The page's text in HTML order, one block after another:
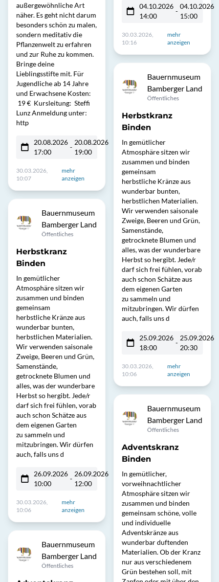
außergewöhnliche Art
näher. Es geht nicht darum
besonders schön zu malen,
sondern meditativ die
Pflanzenwelt zu erfahren
und zur Ruhe zu kommen.
Bringe deine
Lieblingsstifte mit. Für
Jugendliche ab 14 Jahre
und Erwachsene Kosten:
19 € Kursleitung: Steffi
Lunz Anmeldung unter:
http
20.08.2026
17:00
-
20.08.2026
19:00
30.03.2026,
10:07
mehr
anzeigen
Bauernmuseum
Bamberger Land
Öffentliches
Herbstkranz
Binden
In gemütlicher
Atmosphäre sitzen wir
zusammen und binden
gemeinsam
herbstliche Kränze aus
wunderbar bunten,
herbstlichen Materialien.
Wir verwenden saisonale
Zweige, Beeren und Grün,
Samenstände,
getrocknete Blumen und
alles, was der wunderbare
Herbst so hergibt. Jede/r
darf sich frei fühlen, vorab
auch schon Schätze aus
dem eigenen Garten
zu sammeln und
mitzubringen. Wir dürfen
auch, falls uns d
26.09.2026
10:00
-
26.09.2026
12:00
30.03.2026,
10:06
mehr
anzeigen
Bauernmuseum
Bamberger Land
Öffentliches
04.10.2026
14:00
-
04.10.2026
15:00
30.03.2026,
10:16
mehr
anzeigen
Bauernmuseum
Bamberger Land
Öffentliches
Herbstkranz
Binden
In gemütlicher
Atmosphäre sitzen wir
zusammen und binden
gemeinsam
herbstliche Kränze aus
wunderbar bunten,
herbstlichen Materialien.
Wir verwenden saisonale
Zweige, Beeren und Grün,
Samenstände,
getrocknete Blumen und
alles, was der wunderbare
Herbst so hergibt. Jede/r
darf sich frei fühlen, vorab
auch schon Schätze aus
dem eigenen Garten
zu sammeln und
mitzubringen. Wir dürfen
auch, falls uns d
25.09.2026
18:00
-
25.09.2026
20:30
30.03.2026,
10:06
mehr
anzeigen
Bauernmuseum
Bamberger Land
Öffentliches
Adventskranz
Binden
In gemütlicher,
vorweihnachtlicher
Atmosphäre sitzen wir
zusammen und binden
gemeinsam schöne, volle
und individuelle
Adventskränze aus
wunderbar duftenden
Materialien. Ob der Kranz
nur aus verschiedenem
Grün bestehen soll, mit